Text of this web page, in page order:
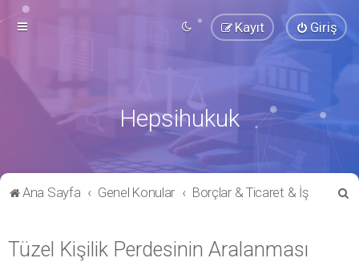
Giriş
Kayıt
Hepsihukuk
Ana Sayfa Genel Konular Borçlar & Ticaret & İş
Tüzel Kişilik Perdesinin Aralanması